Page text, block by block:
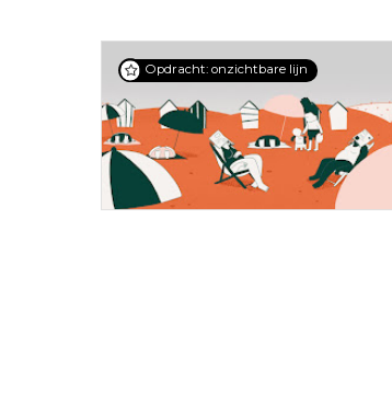
Opdracht: onzichtbare lijn